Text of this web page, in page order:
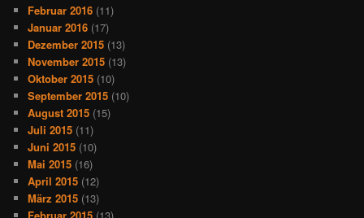
Februar 2016 (11)
Januar 2016 (17)
Dezember 2015 (13)
November 2015 (13)
Oktober 2015 (10)
September 2015 (10)
August 2015 (15)
Juli 2015 (11)
Juni 2015 (10)
Mai 2015 (16)
April 2015 (12)
März 2015 (13)